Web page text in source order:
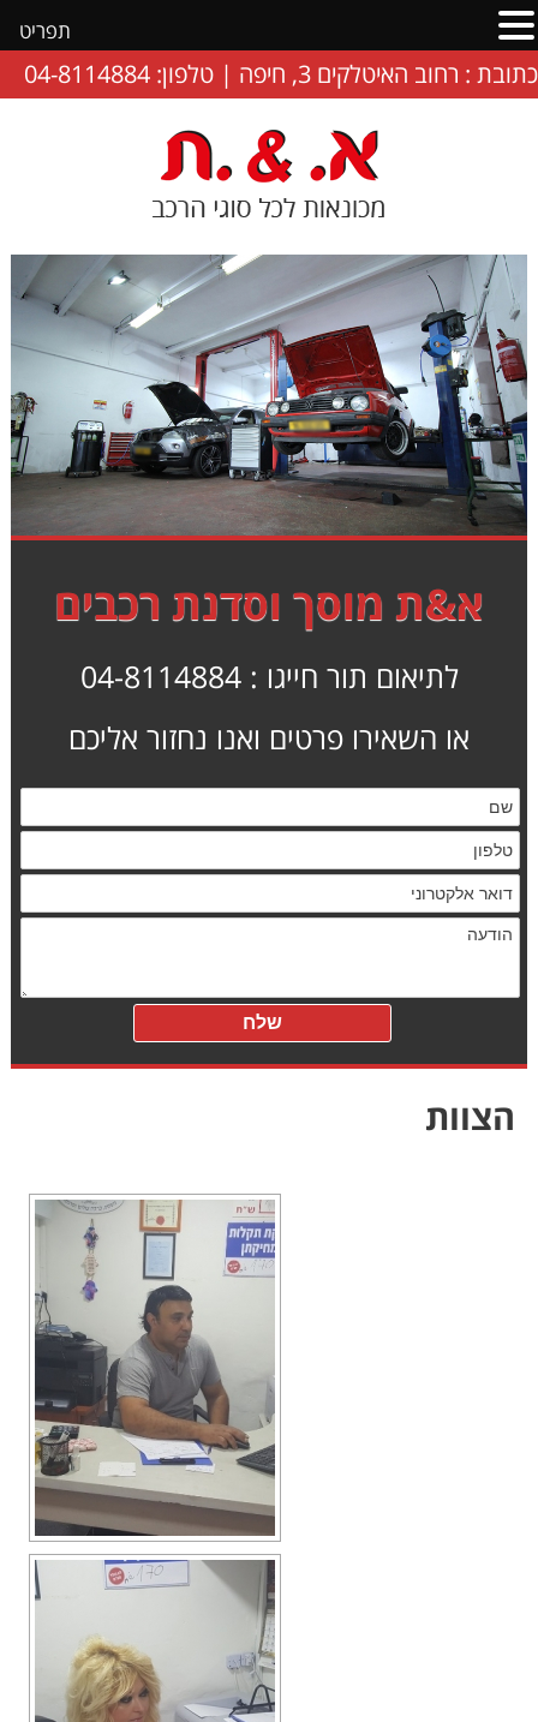
כתובת : רחוב האיטלקים 3, חיפה | טלפון: 04-8114884
א&ת מוסך וסדנת רכבים
לתיאום תור חייגו : 04-8114884
או השאירו פרטים ואנו נחזור אליכם
הצוות
תפריט